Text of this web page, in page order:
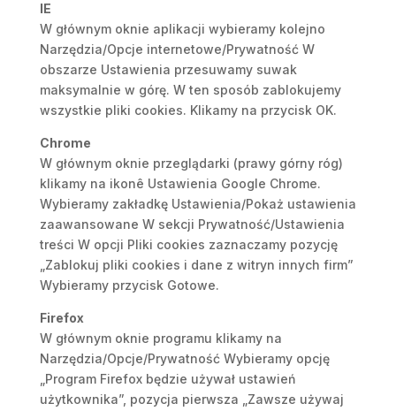
IE
W głównym oknie aplikacji wybieramy kolejno
Narzędzia/Opcje internetowe/Prywatność W
obszarze Ustawienia przesuwamy suwak
maksymalnie w górę. W ten sposób zablokujemy
wszystkie pliki cookies. Klikamy na przycisk OK.
Chrome
W głównym oknie przeglądarki (prawy górny róg)
klikamy na ikonê Ustawienia Google Chrome.
Wybieramy zakładkę Ustawienia/Pokaż ustawienia
zaawansowane W sekcji Prywatność/Ustawienia
treści W opcji Pliki cookies zaznaczamy pozycję
„Zablokuj pliki cookies i dane z witryn innych firm”
Wybieramy przycisk Gotowe.
Firefox
W głównym oknie programu klikamy na
Narzędzia/Opcje/Prywatność Wybieramy opcję
„Program Firefox będzie używał ustawień
użytkownika”, pozycja pierwsza „Zawsze używaj